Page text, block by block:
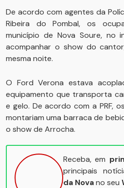
De acordo com agentes da
Ribeira do Pombal, os
município de Nova Soure, no
acompanhar o show do
mesma noite.
O Ford Verona estava
equipamento que transporta
e gelo. De acordo com a PRF,
montariam uma barraca de
o show de Arrocha.
Receba, em
principais
da Novano seu